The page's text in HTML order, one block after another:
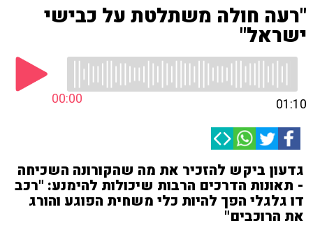
"רעה חולה משתלטת על כבישי
ישראל"
00:00 01:10
גדעון ביקש להזכיר את מה שהקורונה השכיחה
- תאונות הדרכים הרבות שיכולות להימנע: "רכב
דו גלגלי הפך להיות כלי משחית הפוגע והורג
את הרוכבים"